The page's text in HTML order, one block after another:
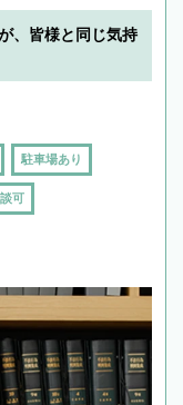
件
、皆様と同じ気持
駐車場あり
可